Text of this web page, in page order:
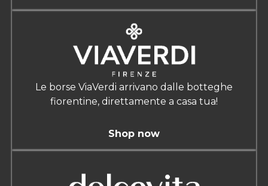
Le borse ViaVerdi arrivano dalle botteghe
fiorentine, direttamente a casa tua!
Shop now